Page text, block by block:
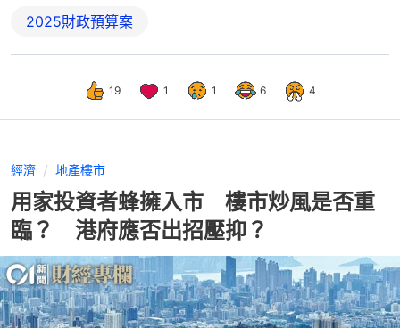
2025財政預算案
19 1 1 6 4
經濟 地產樓市
用家投資者蜂擁入市 樓市炒風是否重
臨？ 港府應否出招壓抑？